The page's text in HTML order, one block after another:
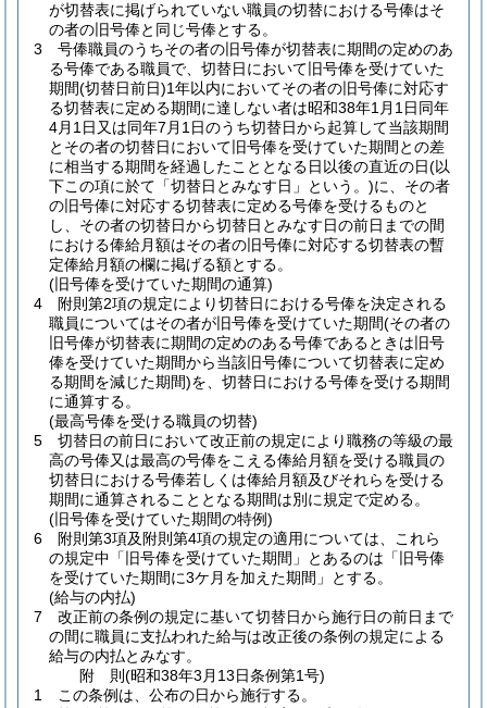
が切替表に掲げられていない職員の切替における号俸はそ
の者の旧号俸と同じ号俸とする。
3
号俸職員のうちその者の旧号俸が切替表に期間の定めのあ
る号俸である職員で、切替日において旧号俸を受けていた
期間(切替日前日)1年以内においてその者の旧号俸に対応す
る切替表に定める期間に達しない者は昭和38年1月1日同年
4月1日又は同年7月1日のうち切替日から起算して当該期間
とその者の切替日において旧号俸を受けていた期間との差
に相当する期間を経過したこととなる日以後の直近の日(以
下この項に於て「切替日とみなす日」という。)に、その者
の旧号俸に対応する切替表に定める号俸を受けるものと
し、その者の切替日から切替日とみなす日の前日までの間
における俸給月額はその者の旧号俸に対応する切替表の暫
定俸給月額の欄に掲げる額とする。
(旧号俸を受けていた期間の通算)
4
附則第2項の規定により切替日における号俸を決定される
職員についてはその者が旧号俸を受けていた期間(その者の
旧号俸が切替表に期間の定めのある号俸であるときは旧号
俸を受けていた期間から当該旧号俸について切替表に定め
る期間を減じた期間)を、切替日における号俸を受ける期間
に通算する。
(最高号俸を受ける職員の切替)
5
切替日の前日において改正前の規定により職務の等級の最
高の号俸又は最高の号俸をこえる俸給月額を受ける職員の
切替日における号俸若しくは俸給月額及びそれらを受ける
期間に通算されることとなる期間は別に規定で定める。
(旧号俸を受けていた期間の特例)
6
附則第3項及附則第4項の規定の適用については、これら
の規定中「旧号俸を受けていた期間」とあるのは「旧号俸
を受けていた期間に3ケ月を加えた期間」とする。
(給与の内払)
7
改正前の条例の規定に基いて切替日から施行日の前日まで
の間に職員に支払われた給与は改正後の条例の規定による
給与の内払とみなす。
附 則(昭和38年3月13日条例第1号)
1
この条例は、公布の日から施行する。